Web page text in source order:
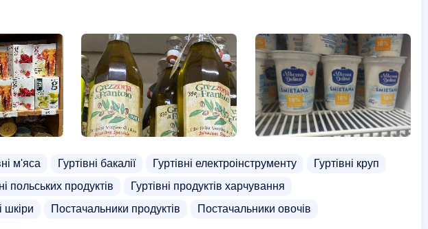
м'яса Гуртівні бакалії Гуртівні електроінструменту
Гуртівні круп
польських продуктів
Гуртівні продуктів харчування
шкіри Постачальники продуктів
Постачальники овочів